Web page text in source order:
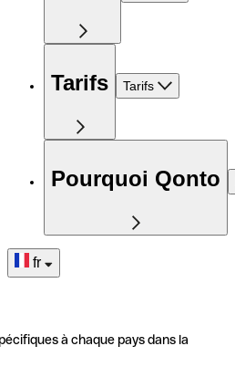
Tarifs Tarifs
Pourquoi Qonto
fr
à chaque pays dans la